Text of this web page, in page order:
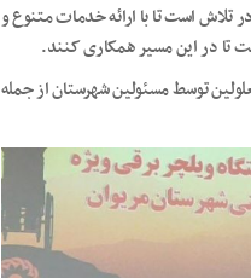
تلاش است تا با ارائه خدمات متنوع و
تا در این مسیر همکاری کنند.
توسط مسئولین شهرستان از جمله